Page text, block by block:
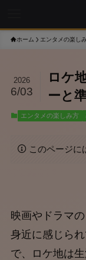
ホーム エンタメの楽し
ロケ
ーと
2026
6/03
エンタメの楽しみ方
このページに
映画やドラマ
身近に感じら
で、ロケ地は